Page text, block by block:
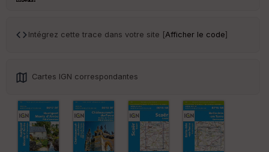
Intégrez cette trace dans votre site [Afficher le code]
Cartes IGN correspondantes